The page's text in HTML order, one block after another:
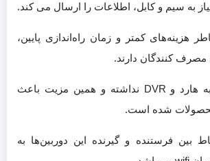
به سیم و کابل، اطلاعات را ارسال می کند.
هزینه‌های کمتر و زمان راه‌اندازی پایین،
مصرف کنندگان دارند.
این دوربین‌ها نیاز به هارد و DVR نداشته و همین مزیت باعث
شده است.
بین فرستنده و گیرنده این دوربین‌ها به